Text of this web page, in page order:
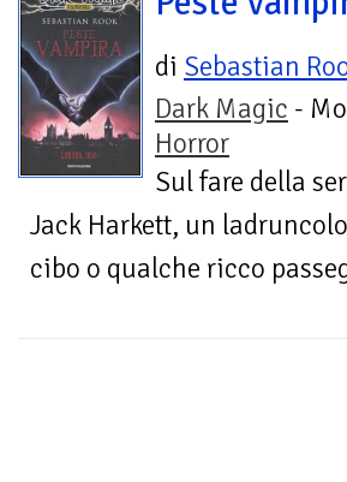
di Sebastian
Dark Magic -
Horror
Sul fare della
Jack Harkett, un
cibo o qualche ricco